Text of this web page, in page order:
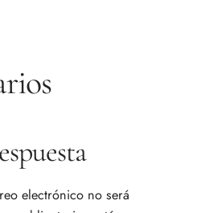
electrónico no será